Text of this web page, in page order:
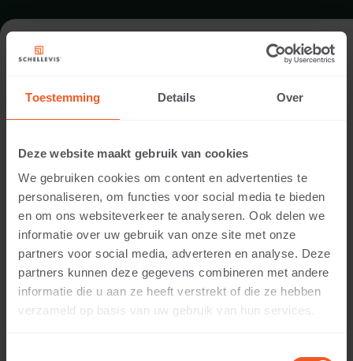
Toestemming Details Over
Deze website maakt gebruik van cookies
We gebruiken cookies om content en advertenties te
personaliseren, om functies voor social media te bieden
en om ons websiteverkeer te analyseren. Ook delen we
informatie over uw gebruik van onze site met onze
partners voor social media, adverteren en analyse. Deze
partners kunnen deze gegevens combineren met andere
informatie die u aan ze heeft verstrekt of die ze hebben
verzameld op basis van uw gebruik van hun services.
FORMAT - SCHWIMMBADRAND
SORTIMENT SCHWIMMBADRÄNDER
5 CM DICKE